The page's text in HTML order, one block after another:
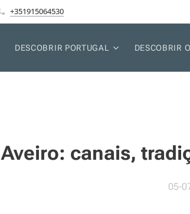
+351915064530
DESCOBRIR PORTUGAL DESCOBRIR
Aveiro: canais,
05-